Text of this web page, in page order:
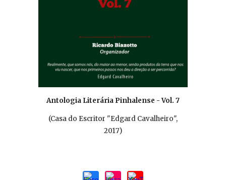
Antologia Literária Pinhalense - Vol. 7
(Casa do Escritor "Edgard Cavalheiro",
2017)